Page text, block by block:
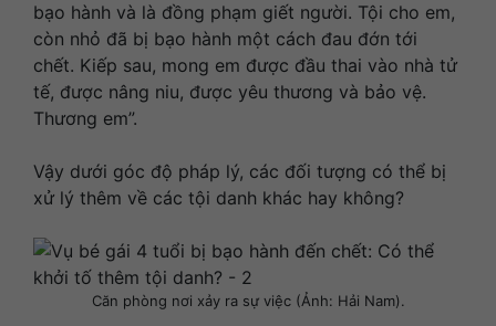
bạo hành và là đồng phạm giết người. Tội cho em,
còn nhỏ đã bị bạo hành một cách đau đớn tới
chết. Kiếp sau, mong em được đầu thai vào nhà tử
tế, được nâng niu, được yêu thương và bảo vệ.
Thương em”.
Vậy dưới góc độ pháp lý, các đối tượng có thể bị
xử lý thêm về các tội danh khác hay không?
Căn phòng nơi xảy ra sự việc (Ảnh: Hải Nam).